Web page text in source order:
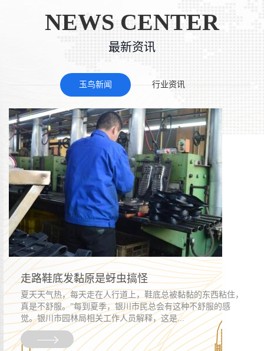
NEWS CENTER
最新资讯
玉鸟新闻 行业资讯
走路鞋底发黏原是蚜虫搞怪
夏天天气热，每天走在人行道上，鞋底总被黏黏的东西粘住，
真是不舒服。”每到夏季，银川市民总会有这种不舒服的感
觉。银川市园林局相关工作人员解释，这是...